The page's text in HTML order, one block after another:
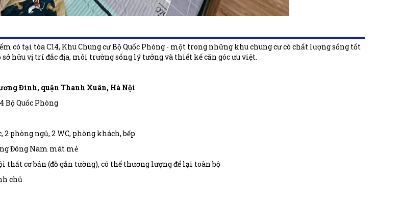
có tại tòa C14, Khu Chung cư Bộ Quốc Phòng - một trong những khu chung cư có chất lượng sống tốt
sở hữu vị trí đắc địa, môi trường sống lý tưởng và thiết kế căn góc ưu việt.
Đình, quận Thanh Xuân, Hà Nội
Bộ Quốc Phòng
2 phòng ngủ, 2 WC, phòng khách, bếp
Đông Nam mát mẻ
thất cơ bản (đồ gắn tường), có thể thương lượng để lại toàn bộ
chủ